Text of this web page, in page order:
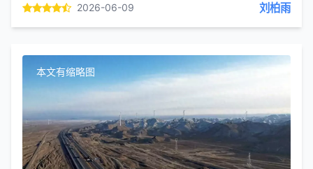
世人唤它郁金...2026-06-09 刘柏雨
本文有缩略图